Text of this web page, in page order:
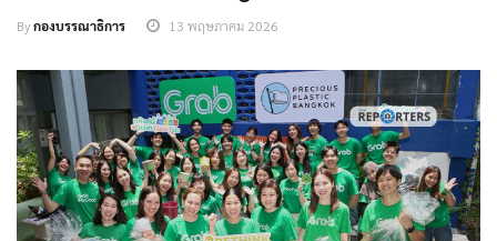
Byกองบรรณาธิการ 13 พฤษภาคม 2026